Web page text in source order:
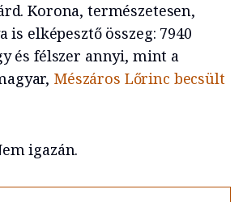
Korona, természetesen,
elképesztő összeg: 7940
és félszer annyi, mint a
Mészáros Lőrinc becsült
igazán.